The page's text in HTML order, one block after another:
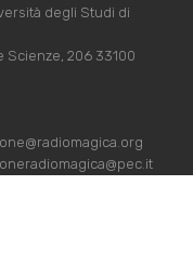
degli Studi di
Scienze, 206 33100